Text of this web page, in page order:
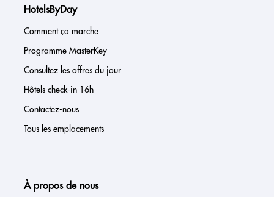
HotelsByDay
Comment ça marche
Programme MasterKey
Consultez les offres du jour
Hôtels check-in 16h
Contactez-nous
Tous les emplacements
À propos de nous